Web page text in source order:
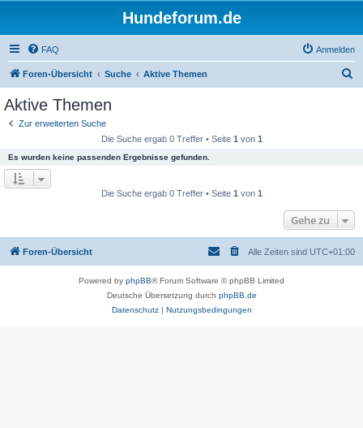
Hundeforum.de
FAQ Anmelden
Foren-Übersicht Suche Aktive Themen
Aktive Themen
Zur erweiterten Suche
Die Suche ergab 0 Treffer • Seite 1 von 1
Es wurden keine passenden Ergebnisse gefunden.
Die Suche ergab 0 Treffer • Seite 1 von 1
Gehe zu
Foren-Übersicht Alle Zeiten sind UTC+01:00
Powered by phpBB® Forum Software © phpBB Limited
Deutsche Übersetzung durch phpBB.de
Datenschutz| Nutzungsbedingungen